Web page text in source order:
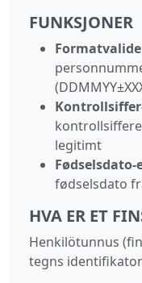
FUNKSJONER
legitimt
fødselsdato
HVA ER ET
Henkilötunnus
tegns